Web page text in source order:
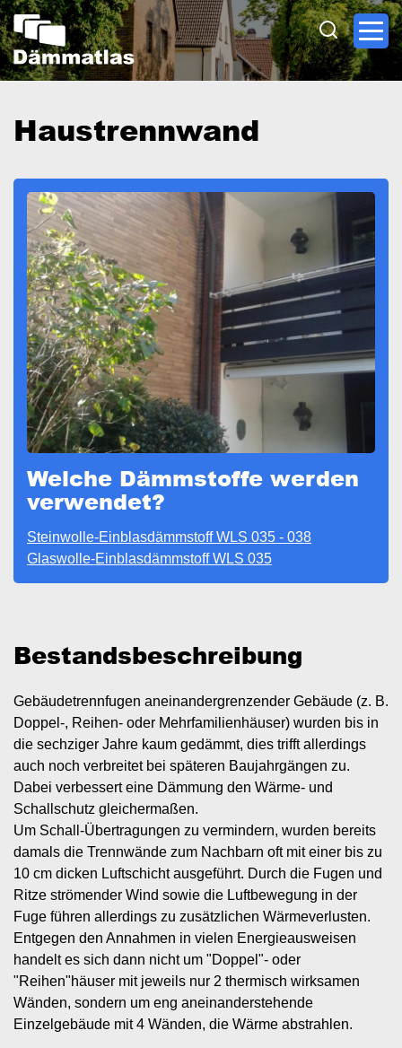
Direkt
zum
Inhalt
Haustrennwand
Image
Welche Dämmstoffe werden
verwendet?
Steinwolle-Einblasdämmstoff WLS 035 - 038
Glaswolle-Einblasdämmstoff WLS 035
Bestandsbeschreibung
Gebäudetrennfugen aneinandergrenzender Gebäude (z. B.
Doppel-, Reihen- oder Mehrfamilienhäuser) wurden bis in
die sechziger Jahre kaum gedämmt, dies trifft allerdings
auch noch verbreitet bei späteren Baujahrgängen zu.
Dabei verbessert eine Dämmung den Wärme- und
Schallschutz gleichermaßen.
Um Schall-Übertragungen zu vermindern, wurden bereits
damals die Trennwände zum Nachbarn oft mit einer bis zu
10 cm dicken Luftschicht ausgeführt. Durch die Fugen und
Ritze strömender Wind sowie die Luftbewegung in der
Fuge führen allerdings zu zusätzlichen Wärmeverlusten.
Entgegen den Annahmen in vielen Energieausweisen
handelt es sich dann nicht um "Doppel"- oder
"Reihen"häuser mit jeweils nur 2 thermisch wirksamen
Wänden, sondern um eng aneinanderstehende
Einzelgebäude mit 4 Wänden, die Wärme abstrahlen.